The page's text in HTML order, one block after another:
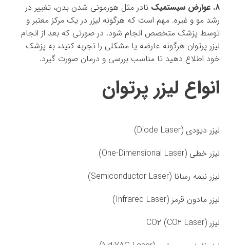
۸. عوارض سیستمیک
نادر مثل هورمونی شدن بدن، تغییر در
رشد مو و غیره. مهم است که هرگونه لیزر در یک مرکز معتبر و
توسط پزشک متخصص انجام شود. در صورتی که بعد از انجام
لیزر پرتوان هرگونه عارضه یا مشکلی را تجربه کنید، به پزشک
خود اطلاع دهید تا مناسب بررسی و درمان صورت گیرد.
انواع لیزر پرتوان
لیزر دیودی (Diode Laser)
لیزر خطی (One-Dimensional Laser)
لیزر نیمه رسانا (Semiconductor Laser)
لیزر مادون قرمز (Infrared Laser)
لیزر CO۲ (CO۲ Laser)